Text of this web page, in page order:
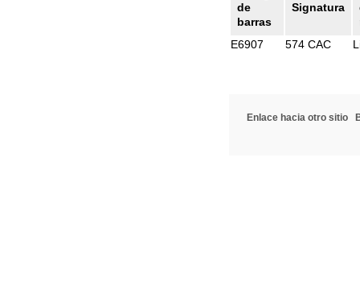
de
barras
Signatura
E6907
574 CAC
Enlace hacia otro sitio